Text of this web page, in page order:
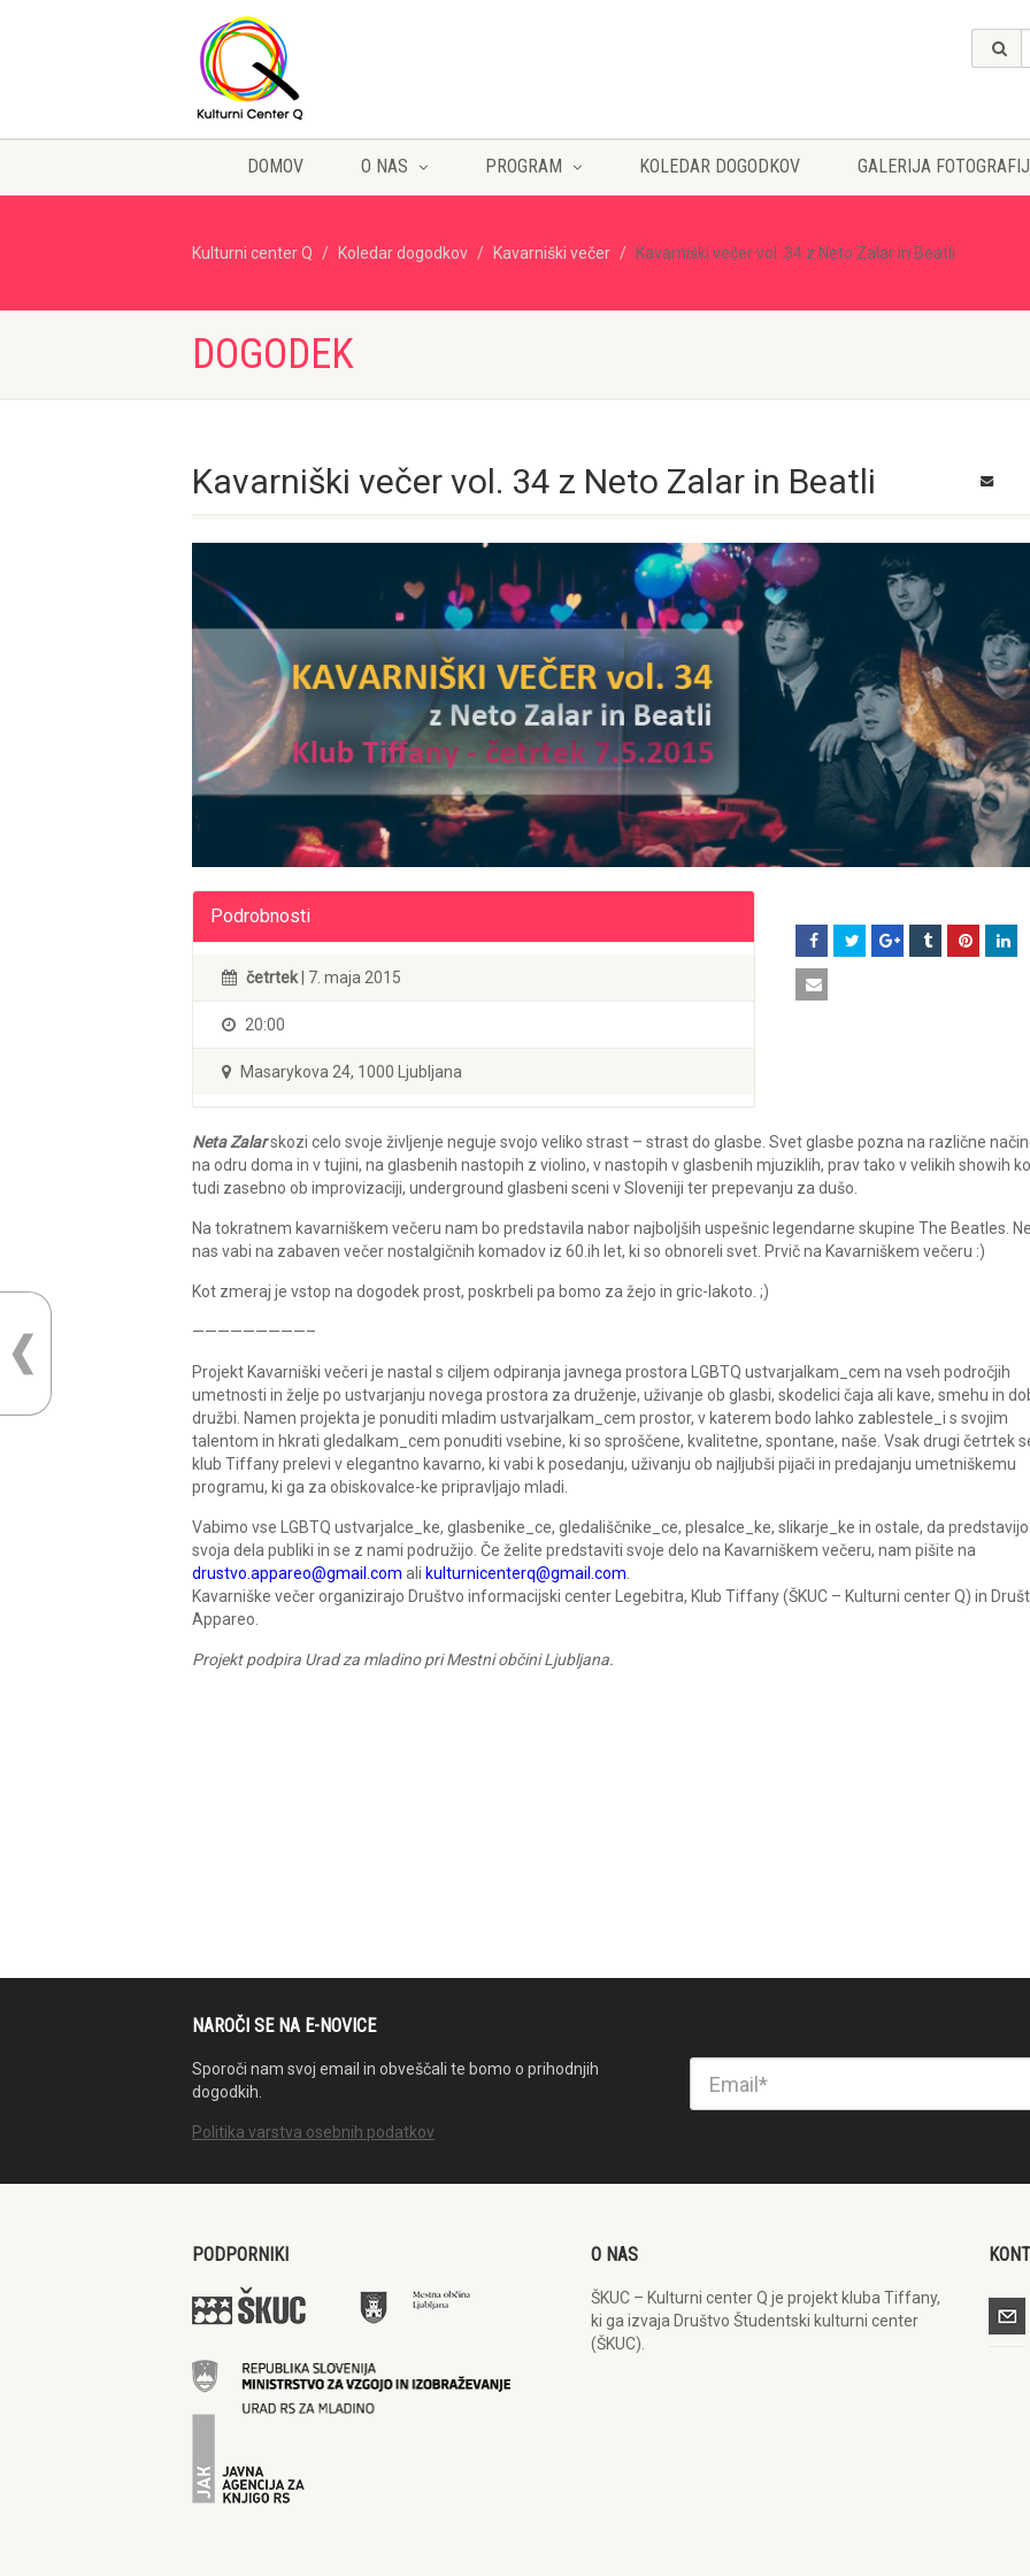
DOMOV O NAS PROGRAM KOLEDAR DOGODKOV GALERIJA FOTOGRAFIJ
Kulturni center Q Koledar dogodkov Kavarniški večer Kavarniški večer vol. 34 z Neto Zalar in Beatli
DOGODEK
Kavarniški večer vol. 34 z Neto Zalar in Beatli
Podrobnosti
četrtek| 7. maja 2015
20:00
Masarykova 24, 1000 Ljubljana
Neta Zalarskozi celo svoje življenje neguje svojo veliko strast – strast do glasbe. Svet glasbe pozna na različne
na odru doma in v tujini, na glasbenih nastopih z violino, v nastopih v glasbenih mjuziklih, prav tako v velikih showih
tudi zasebno ob improvizaciji, underground glasbeni sceni v Sloveniji ter prepevanju za dušo.
Na tokratnem kavarniškem večeru nam bo predstavila nabor najboljših uspešnic legendarne skupine The Beatles.
nas vabi na zabaven večer nostalgičnih komadov iz 60.ih let, ki so obnoreli svet. Prvič na Kavarniškem večeru :)
Kot zmeraj je vstop na dogodek prost, poskrbeli pa bomo za žejo in gric-lakoto. ;)
—————————–
Projekt Kavarniški večeri je nastal s ciljem odpiranja javnega prostora LGBTQ ustvarjalkam_cem na vseh področjih
umetnosti in želje po ustvarjanju novega prostora za druženje, uživanje ob glasbi, skodelici čaja ali kave, smehu in
družbi. Namen projekta je ponuditi mladim ustvarjalkam_cem prostor, v katerem bodo lahko zablestele_i s svojim
talentom in hkrati gledalkam_cem ponuditi vsebine, ki so sproščene, kvalitetne, spontane, naše. Vsak drugi četrtek
klub Tiffany prelevi v elegantno kavarno, ki vabi k posedanju, uživanju ob najljubši pijači in predajanju umetniškemu
programu, ki ga za obiskovalce-ke pripravljajo mladi.
Vabimo vse LGBTQ ustvarjalce_ke, glasbenike_ce, gledališčnike_ce, plesalce_ke, slikarje_ke in ostale, da predstavijo
svoja dela publiki in se z nami podružijo. Če želite predstaviti svoje delo na Kavarniškem večeru, nam pišite na
drustvo.appareo@gmail.com ali kulturnicenterq@gmail.com.
Kavarniške večer organizirajo Društvo informacijski center Legebitra, Klub Tiffany (ŠKUC – Kulturni center Q) in
Appareo.
Projekt podpira Urad za mladino pri Mestni občini Ljubljana.
NAROČI SE NA E-NOVICE
Sporoči nam svoj email in obveščali te bomo o prihodnjih
dogodkih.
Politika varstva osebnih podatkov
PODPORNIKI O NAS
ŠKUC – Kulturni center Q je projekt kluba Tiffany,
ki ga izvaja Društvo Študentski kulturni center
(ŠKUC).